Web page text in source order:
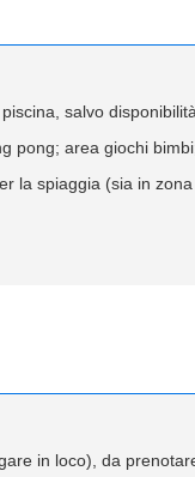
salvo
pong; area giochi
la spiaggia (sia in
in loco), da